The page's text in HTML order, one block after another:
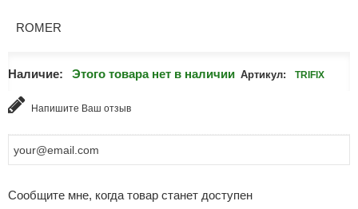
ROMER
Наличие: Этого товара нет в наличии Артикул: TRIFIX
Напишите Ваш отзыв
Сообщите мне, когда товар станет доступен